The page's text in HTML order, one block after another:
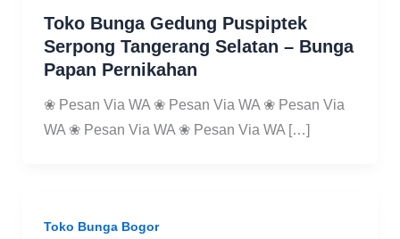
Toko Bunga Gedung Puspiptek
Serpong Tangerang Selatan – Bunga
Papan Pernikahan
❀ Pesan Via WA ❀ Pesan Via WA ❀ Pesan Via
WA ❀ Pesan Via WA ❀ Pesan Via WA […]
Toko Bunga Bogor